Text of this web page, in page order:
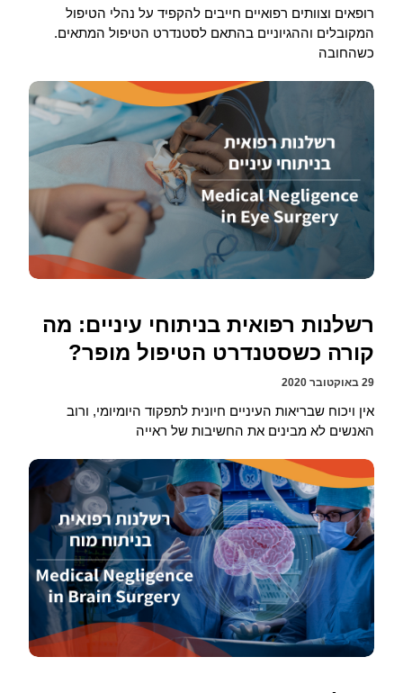
רופאים וצוותים רפואיים חייבים להקפיד על נהלי הטיפול
המקובלים וההגיוניים בהתאם לסטנדרט הטיפול המתאים.
כשהחובה
רשלנות רפואית בניתוחי עיניים: מה
קורה כשסטנדרט הטיפול מופר?
29 באוקטובר 2020
אין ויכוח שבריאות העיניים חיונית לתפקוד היומיומי, ורוב
האנשים לא מבינים את החשיבות של ראייה